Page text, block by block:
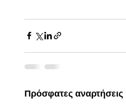
Πρόσφατες αναρτήσεις